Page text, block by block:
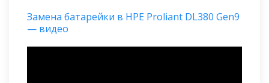
Замена батарейки в HPE Proliant DL380 Gen9
— видео